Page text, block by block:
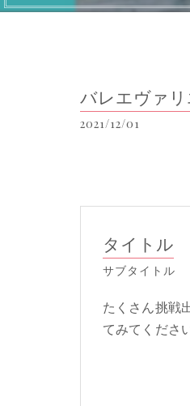
バレエヴァ
2021/12/01
タイトル
サブタイトル
たくさん挑戦
てみてくださ